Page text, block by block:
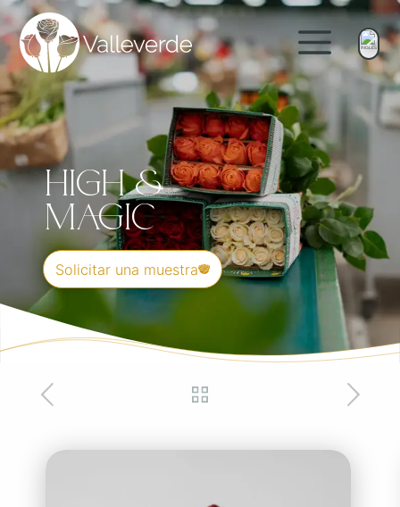
High &
Magic
Solicitar una muestra